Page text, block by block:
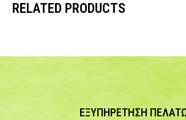
RELATED PRODUCTS
ΕΞΥΠΗΡΕΤΗΣΗ